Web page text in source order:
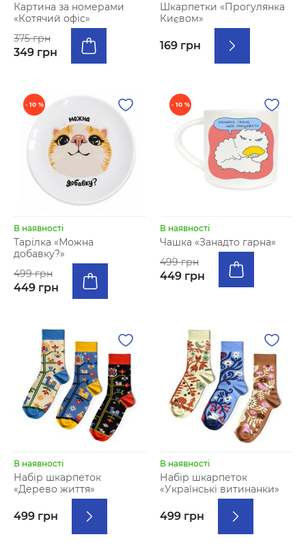
Картина за номерами
«Котячий офіс»
375 грн
349 грн
Шкарпетки «Прогулянка
Києвом»
169 грн
- 10 %
В наявності
Тарілка «Можна
добавку?»
499 грн
449 грн
- 10 %
В наявності
Чашка «Занадто гарна»
499 грн
449 грн
В наявності
Набір шкарпеток
«Дерево життя»
499 грн
В наявності
Набір шкарпеток
«Українські витинанки»
499 грн